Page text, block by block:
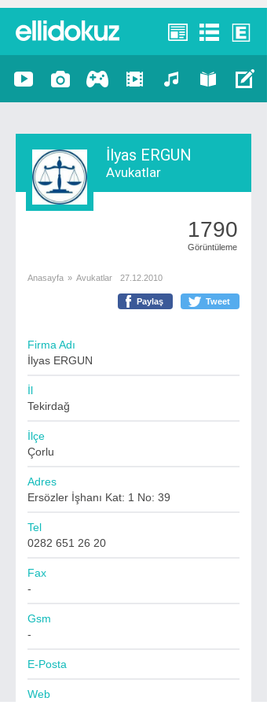
İlyas ERGUN
Avukatlar
1790
Görüntüleme
Anasayfa » Avukatlar 27.12.2010
Paylaş Tweet
Firma Adı
İlyas ERGUN
İl
Tekirdağ
İlçe
Çorlu
Adres
Ersözler İşhanı Kat: 1 No: 39
Tel
0282 651 26 20
Fax
-
Gsm
-
E-Posta
Web